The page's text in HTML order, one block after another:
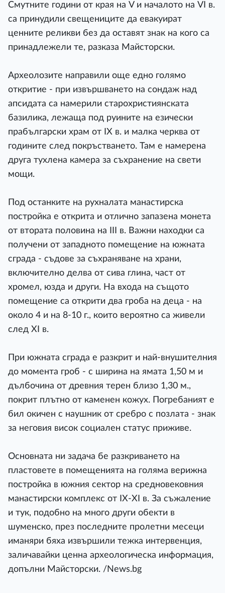
Смутните години от края на V и началото на VІ в.
са принудили свещениците да евакуират
ценните реликви без да оставят знак на кого са
принадлежели те, разказа Майсторски.
Археолозите направили още едно голямо
откритие - при извършването на сондаж над
апсидата са намерили старохристиянската
базилика, лежаща под руините на езически
прабългарски храм от ІХ в. и малка черква от
годините след покръстването. Там е намерена
друга тухлена камера за съхранение на свети
мощи.
Под останките на рухналата манастирска
постройка е открита и отлично запазена монета
от втората половина на ІІІ в. Важни находки са
получени от западното помещение на южната
сграда - съдове за съхраняване на храни,
включително делва от сива глина, част от
хромел, юзда и други. На входа на същото
помещение са открити два гроба на деца - на
около 4 и на 8-10 г., които вероятно са живели
след ХІ в.
При южната сграда е разкрит и най-внушителния
до момента гроб - с ширина на ямата 1,50 м и
дълбочина от древния терен близо 1,30 м.,
покрит плътно от каменен кожух. Погребаният е
бил окичен с наушник от сребро с позлата - знак
за неговия висок социален статус приживе.
Основната ни задача бе разкриването на
пластовете в помещенията на голяма верижна
постройка в южния сектор на средновековния
манастирски комплекс от ІХ-ХІ в. За съжаление
и тук, подобно на много други обекти в
шуменско, през последните пролетни месеци
иманяри бяха извършили тежка интервенция,
заличавайки ценна археологическа информация,
допълни Майсторски. /News.bg